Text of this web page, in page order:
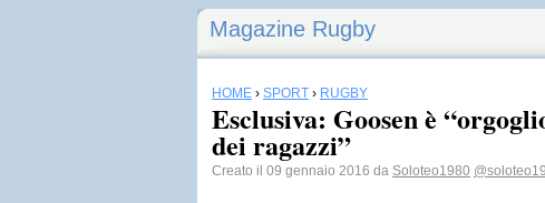
Magazine Rugby
HOME › SPORT › RUGBY
Esclusiva: Goosen è
dei ragazzi”
Creato il 09 gennaio 2016 da Soloteo1980